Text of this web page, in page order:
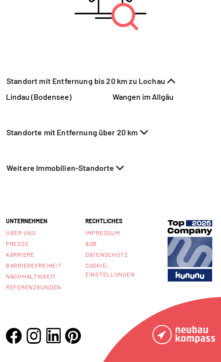
Standort mit Entfernung bis 20 km zu Lochau
Lindau (Bodensee)
Wangen im Allgäu
Standorte mit Entfernung über 20 km
Weitere Immobilien-Standorte
UNTERNEHMEN
ÜBER UNS
PRESSE
KARRIERE
BARRIEREFREIHEIT
NACHHALTIGKEIT
REFERENZKUNDEN
RECHTLICHES
IMPRESSUM
AGB
DATENSCHUTZ
COOKIE-
EINSTELLUNGEN